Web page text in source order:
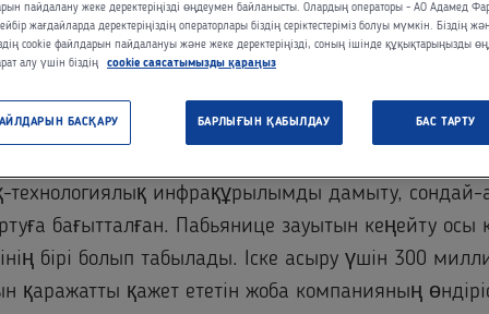
4 миллиард таблеткаға (2027) дейін ұлғайтып,
процестер деңгейін арттыратын болады.
ALSTAL Grupa Budowlana болып табылады.
Adamed Pharma S.A. компаниясының
Компанияның ғылыми-зерттеу іс-
технологиялық инфрақұрылымды дамыту, сондай-
бағытталған. Пабьянице зауытын кеңейту осы
бірі болып табылады. Іске асыру үшін 300
қаражатты қажет ететін жоба компанияның
пайдалану жеке деректеріңізді өңдеумен байланысты. Олардың операторы - АО Адамед
жағдайларда деректеріңіздің операторлары біздің серіктестеріміз болуы мүмкін. Біздің
cookie файлдарын пайдалануы және жеке деректеріңізді, соның ішінде құқықтарыңызды
алу үшін біздің
cookie саясатымызды қараңыз
БАРЛЫҒЫН ҚАБЫЛДАУ БАС ТАРТУ
БАСҚАРУ